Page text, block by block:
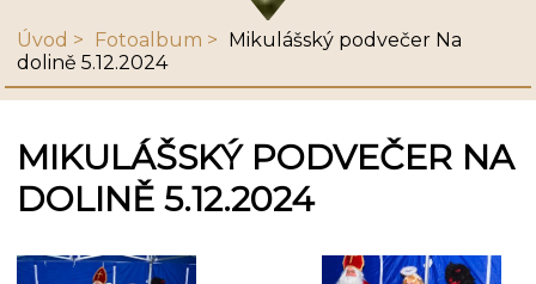
Úvod Fotoalbum
Mikulášský podvečer Na
dolině 5.12.2024
MIKULÁŠSKÝ PODVEČER NA
DOLINĚ 5.12.2024